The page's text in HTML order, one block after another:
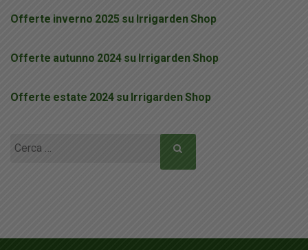
Offerte inverno 2025 su Irrigarden Shop
Offerte autunno 2024 su Irrigarden Shop
Offerte estate 2024 su Irrigarden Shop
Ricerca